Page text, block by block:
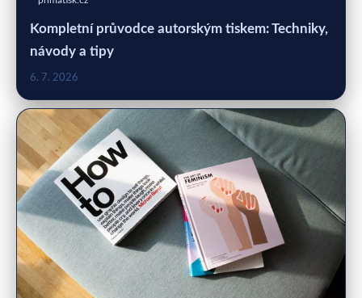
Kompletní průvodce autorským tiskem: Techniky,
návody a tipy
6. 7. 2026